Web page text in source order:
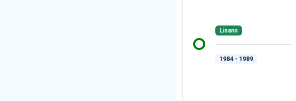
Lisans
1984 - 1989